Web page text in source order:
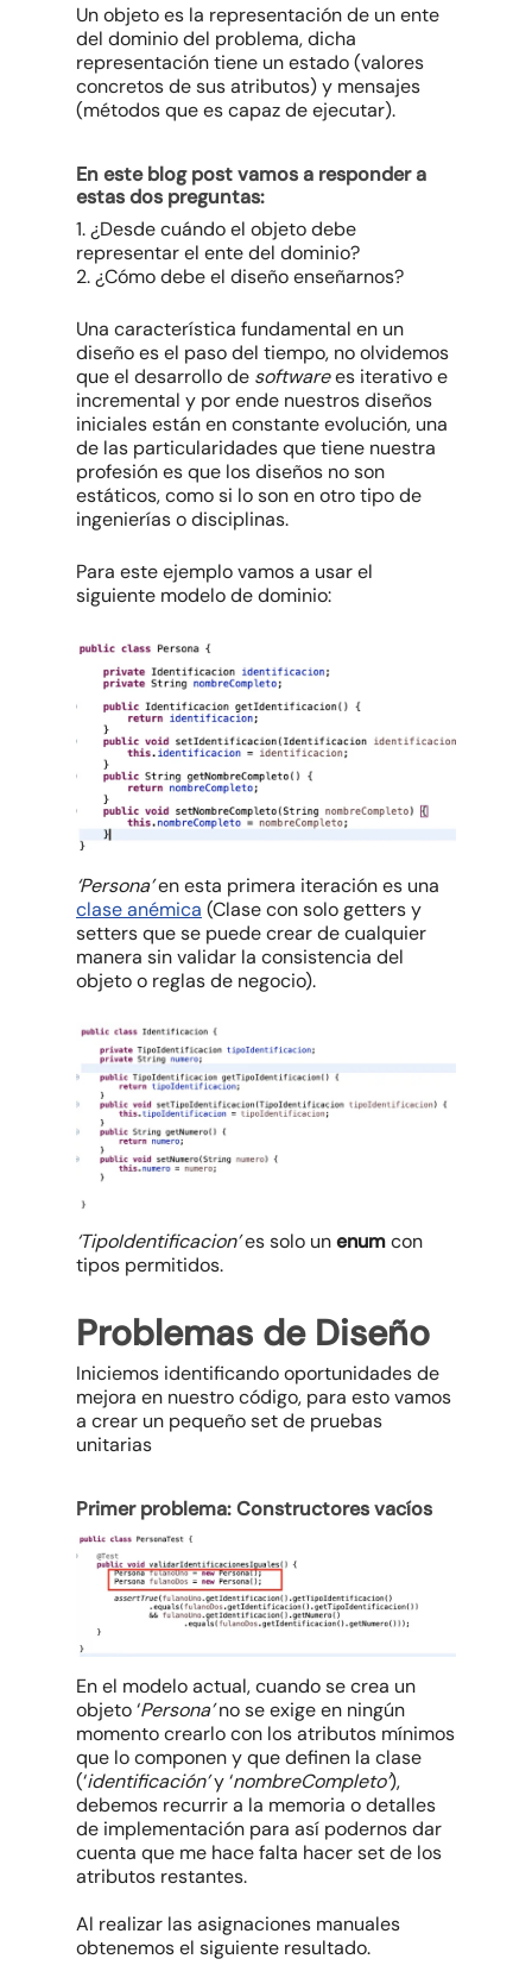
Un objeto es la representación de un ente
del dominio del problema, dicha
representación tiene un estado (valores
concretos de sus atributos) y mensajes
(métodos que es capaz de ejecutar).
En este blog post vamos a responder a
estas dos preguntas:
1. ¿Desde cuándo el objeto debe
representar el ente del dominio?
2. ¿Cómo debe el diseño enseñarnos?
Una característica fundamental en un
diseño es el paso del tiempo, no olvidemos
que el desarrollo de softwarees iterativo e
incremental y por ende nuestros diseños
iniciales están en constante evolución, una
de las particularidades que tiene nuestra
profesión es que los diseños no son
estáticos, como si lo son en otro tipo de
ingenierías o disciplinas.
Para este ejemplo vamos a usar el
siguiente modelo de dominio:
‘Persona’en esta primera iteración es una
clase anémica (Clase con solo getters y
setters que se puede crear de cualquier
manera sin validar la consistencia del
objeto o reglas de negocio).
‘TipoIdentificacion’es solo unenumcon
tipos permitidos.
Problemas de Diseño
Iniciemos identificando oportunidades de
mejora en nuestro código, para esto vamos
a crear un pequeño set de pruebas
unitarias
Primer problema: Constructores vacíos
En el modelo actual, cuando se crea un
objeto ‘Persona’no se exige en ningún
momento crearlo con los atributos mínimos
que lo componen y que definen la clase
(‘identificación’y ‘nombreCompleto’),
debemos recurrir a la memoria o detalles
de implementación para así podernos dar
cuenta que me hace falta hacer set de los
atributos restantes.
Al realizar las asignaciones manuales
obtenemos el siguiente resultado.